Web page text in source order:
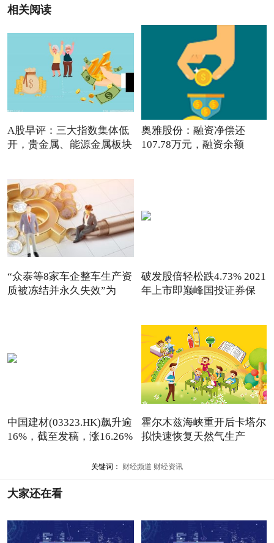
相关阅读
A股早评：三大指数集体低
开，贵金属、能源金属板块
奥雅股份：融资净偿还
107.78万元，融资余额
“众泰等8家车企整车生产资
质被冻结并永久失效”为
破发股倍轻松跌4.73% 2021
年上市即巅峰国投证券保
中国建材(03323.HK)飙升逾
16%，截至发稿，涨16.26%
霍尔木兹海峡重开后卡塔尔
拟快速恢复天然气生产
关键词： 财经频道 财经资讯
大家还在看